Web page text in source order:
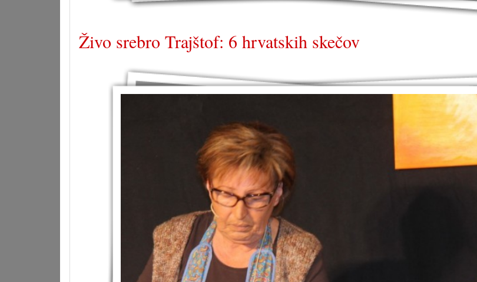
Živo srebro Trajštof: 6 hrvatskih skečov